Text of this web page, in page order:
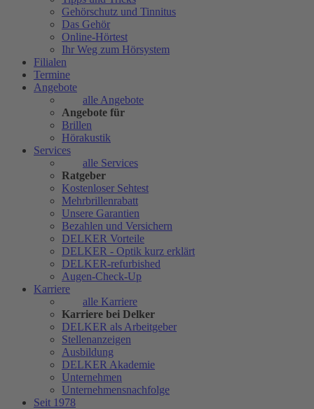
Gehörschutz und Tinnitus
Das Gehör
Online-Hörtest
Ihr Weg zum Hörsystem
Filialen
Termine
Angebote
alle Angebote
Angebote für
Brillen
Hörakustik
Services
alle Services
Ratgeber
Kostenloser Sehtest
Mehrbrillenrabatt
Unsere Garantien
Bezahlen und Versichern
DELKER Vorteile
DELKER - Optik kurz erklärt
DELKER-refurbished
Augen-Check-Up
Karriere
alle Karriere
Karriere bei Delker
DELKER als Arbeitgeber
Stellenanzeigen
Ausbildung
DELKER Akademie
Unternehmen
Unternehmensnachfolge
Seit 1978